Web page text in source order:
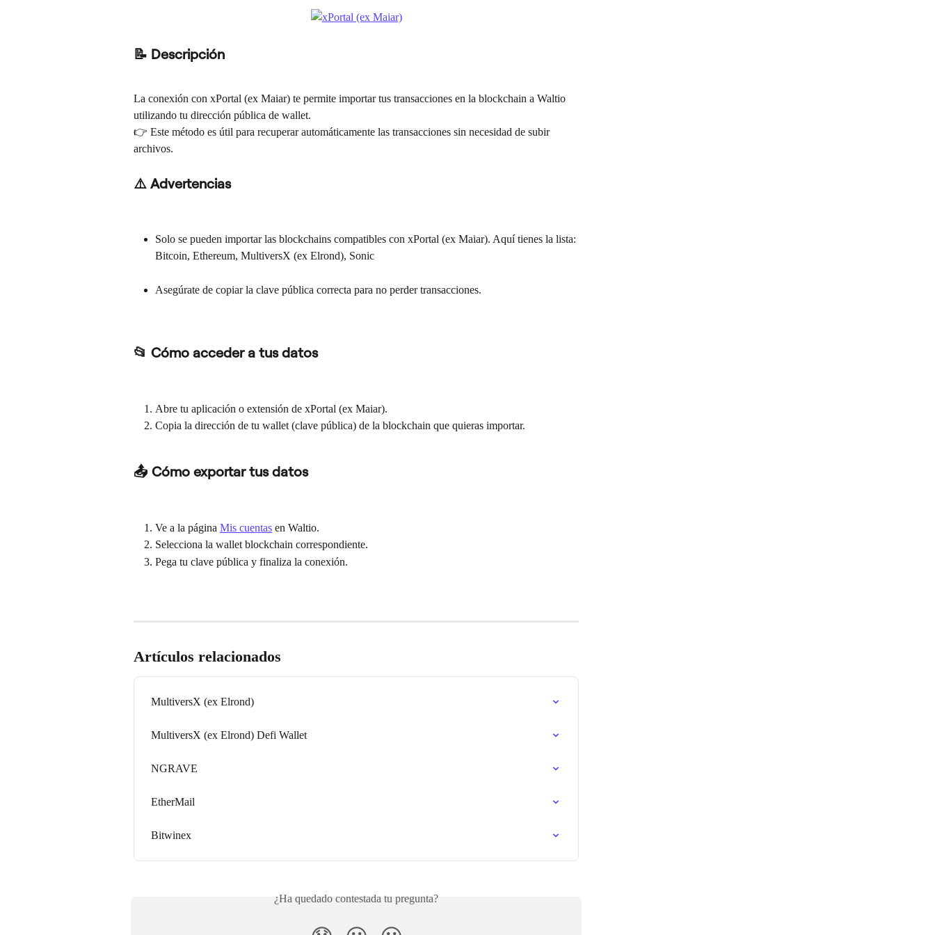
📝 Descripción
La conexión con xPortal (ex Maiar) te permite importar tus transacciones en la blockchain a Waltio
utilizando tu dirección pública de wallet.
👉 Este método es útil para recuperar automáticamente las transacciones sin necesidad de subir
archivos.
⚠️ Advertencias
Solo se pueden importar las blockchains compatibles con xPortal (ex Maiar). Aquí tienes la lista:
Bitcoin, Ethereum, MultiversX (ex Elrond), Sonic
Asegúrate de copiar la clave pública correcta para no perder transacciones.
📂 Cómo acceder a tus datos
Abre tu aplicación o extensión de xPortal (ex Maiar).
Copia la dirección de tu wallet (clave pública) de la blockchain que quieras importar.
📤 Cómo exportar tus datos
Ve a la página Mis cuentas en Waltio.
Selecciona la wallet blockchain correspondiente.
Pega tu clave pública y finaliza la conexión.
Artículos relacionados
MultiversX (ex Elrond)
MultiversX (ex Elrond) Defi Wallet
NGRAVE
EtherMail
Bitwinex
¿Ha quedado contestada tu pregunta?